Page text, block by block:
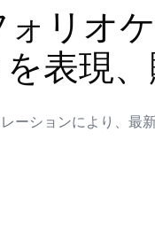
ォリオ
表現
ションにより、最